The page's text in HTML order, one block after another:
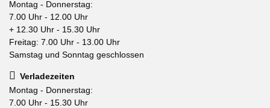
Montag - Donnerstag:
7.00 Uhr - 12.00 Uhr
+ 12.30 Uhr - 15.30 Uhr
Freitag: 7.00 Uhr - 13.00 Uhr
Samstag und Sonntag geschlossen
Verladezeiten
Montag - Donnerstag:
7.00 Uhr - 15.30 Uhr